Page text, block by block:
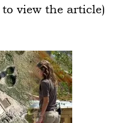
view the article)